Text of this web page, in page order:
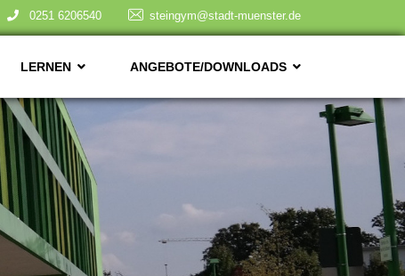
0251 6206540 steingym@stadt-muenster.de
LERNEN ANGEBOTE/DOWNLOADS